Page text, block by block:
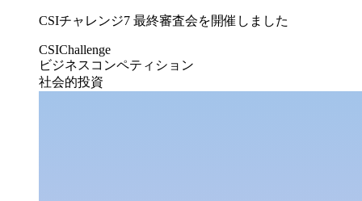
CSIチャレンジ7 最終審査会を開催しました
CSIChallenge
ビジネスコンペティション
社会的投資